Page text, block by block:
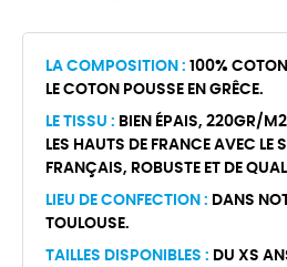
LA COMPOSITION : 100%
LE COTON POUSSE EN GRÊCE.
LE TISSU : BIEN ÉPAIS, 220GR/
LES HAUTS DE FRANCE AVEC LE
FRANÇAIS, ROBUSTE ET DE
LIEU DE CONFECTION : DANS
TOULOUSE.
TAILLES DISPONIBLES : DU XS